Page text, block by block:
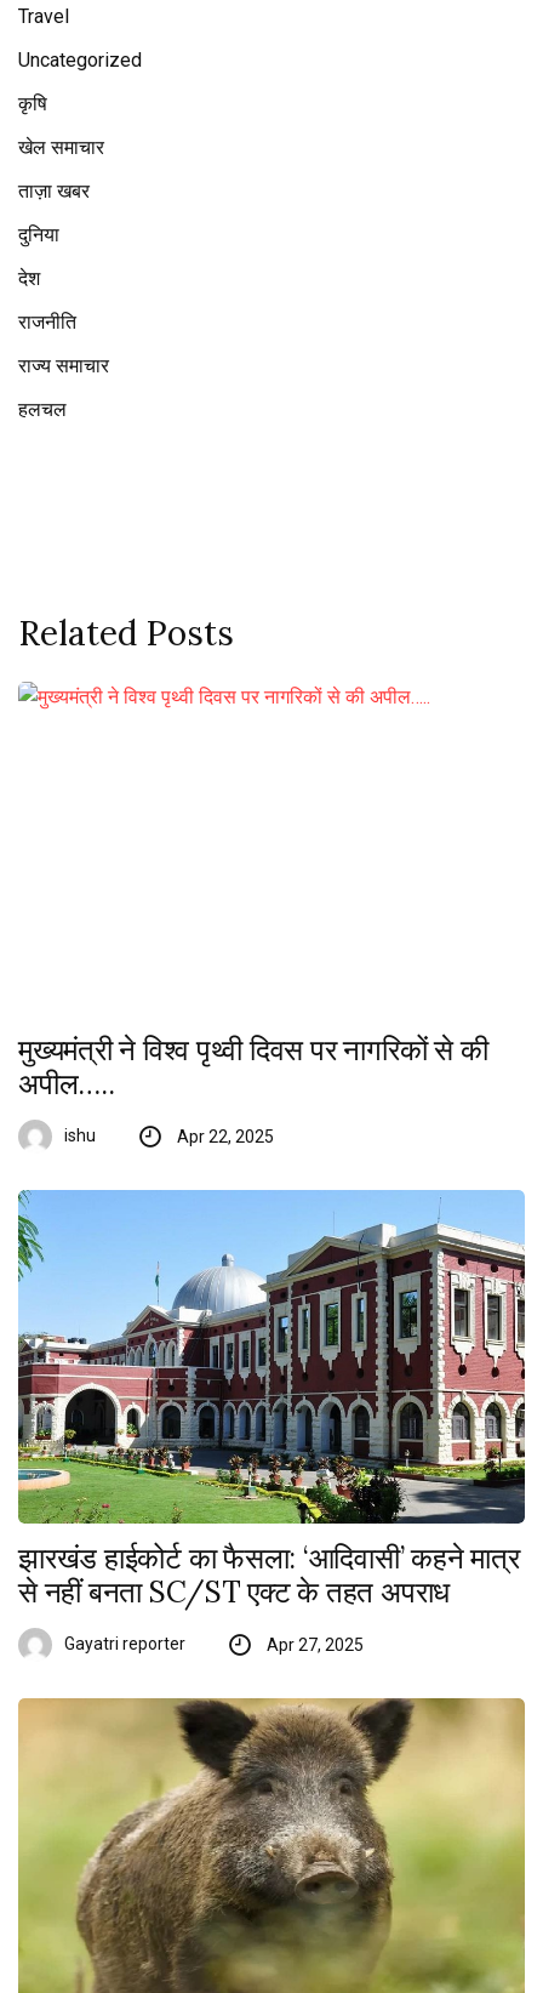
Travel
Uncategorized
कृषि
खेल समाचार
ताज़ा खबर
दुनिया
देश
राजनीति
राज्य समाचार
हलचल
Related Posts
मुख्यमंत्री ने विश्व पृथ्वी दिवस पर नागरिकों से की
अपील…..
ishu Apr 22, 2025
झारखंड हाईकोर्ट का फैसला: ‘आदिवासी’ कहने मात्र
से नहीं बनता SC/ST एक्ट के तहत अपराध
Gayatri reporter Apr 27, 2025